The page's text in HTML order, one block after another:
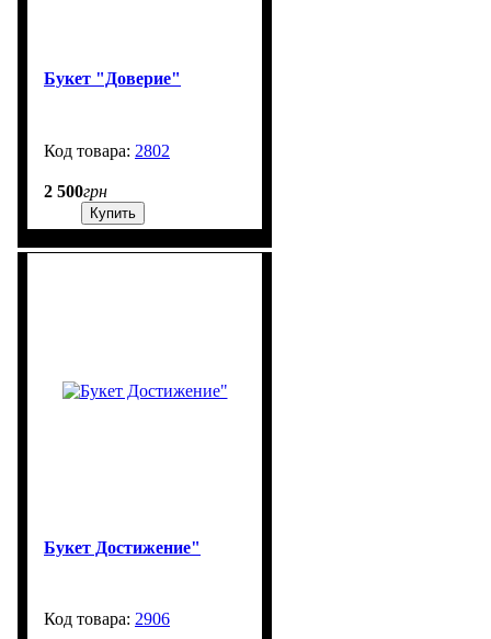
Букет "Доверие"
2802
2 500грн
Купить
Букет Достижение"
2906